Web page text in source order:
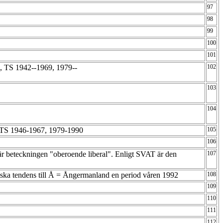
97
98
99
100
101
TS 1942--1969, 1979-- 102
103
104
1946-1967, 1979-1990
105
106
beteckningen "oberoende liberal". Enligt SVAT är den 107
tendens till Å = Ångermanland en period våren 1992
108
109
110
111